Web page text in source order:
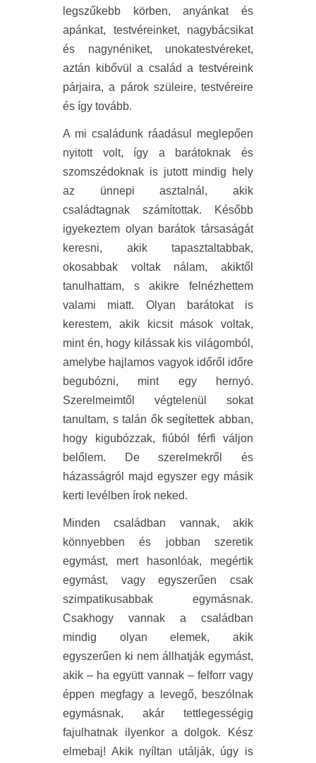
legszűkebb körben, anyánkat és
apánkat, testvéreinket, nagybácsikat
és nagynéniket, unokatestvéreket,
aztán kibővül a család a testvéreink
párjaira, a párok szüleire, testvéreire
és így tovább.
A mi családunk ráadásul meglepően
nyitott volt, így a barátoknak és
szomszédoknak is jutott mindig hely
az ünnepi asztalnál, akik
családtagnak számítottak. Később
igyekeztem olyan barátok társaságát
keresni, akik tapasztaltabbak,
okosabbak voltak nálam, akiktől
tanulhattam, s akikre felnézhettem
valami miatt. Olyan barátokat is
kerestem, akik kicsit mások voltak,
mint én, hogy kilássak kis világomból,
amelybe hajlamos vagyok időről időre
begubózni, mint egy hernyó.
Szerelmeimtől végtelenül sokat
tanultam, s talán ők segítettek abban,
hogy kigubózzak, fiúból férfi váljon
belőlem. De szerelmekről és
házasságról majd egyszer egy másik
kerti levélben írok neked.
Minden családban vannak, akik
könnyebben és jobban szeretik
egymást, mert hasonlóak, megértik
egymást, vagy egyszerűen csak
szimpatikusabbak egymásnak.
Csakhogy vannak a családban
mindig olyan elemek, akik
egyszerűen ki nem állhatják egymást,
akik – ha együtt vannak – felforr vagy
éppen megfagy a levegő, beszólnak
egymásnak, akár tettlegességig
fajulhatnak ilyenkor a dolgok. Kész
elmebaj! Akik nyíltan utálják, úgy is